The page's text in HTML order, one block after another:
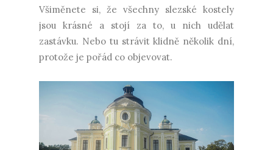
Všiměnete si, že všechny slezské kostely
jsou krásné a stojí za to, u nich udělat
zastávku. Nebo tu strávit klidně několik dní,
protože je pořád co objevovat.